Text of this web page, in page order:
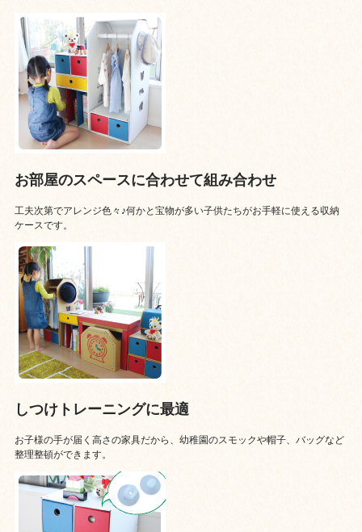
お部屋のスペースに合わせて組み合わせ
工夫次第でアレンジ色々♪何かと宝物が多い子供たちがお手軽に使える収納
ケースです。
しつけトレーニングに最適
お子様の手が届く高さの家具だから、幼稚園のスモックや帽子、バッグなど
整理整頓ができます。